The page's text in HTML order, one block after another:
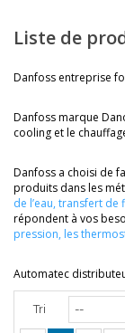
Liste de
Danfoss entreprise
Danfoss marque
cooling et le
Danfoss a choisi de
produits dans les
de l’eau, transfert de
répondent à vos
pression, les
Automatec
Tri